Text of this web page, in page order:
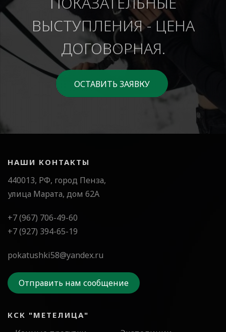
ВЫСТУПЛЕНИЯ - ЦЕНА
ДОГОВОРНАЯ.
ОСТАВИТЬ ЗАЯВКУ
НАШИ КОНТАКТЫ
440013, РФ, город Пенза,
улица Марата, дом 62А
+7 (967) 706-49-60
+7 (927) 394-65-19
pokatushki58@yandex.ru
Отправить нам сообщение
КСК "МЕТЕЛИЦА"